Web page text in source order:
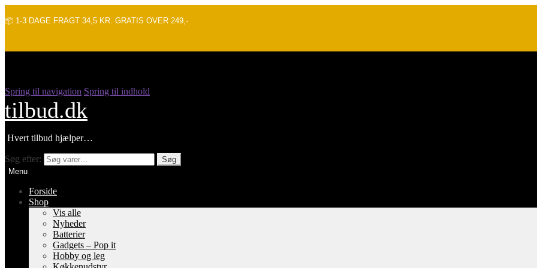
📦 1-3 DAGE FRAGT 34,5 KR. GRATIS OVER 249,-
Spring til navigation Spring til indhold
tilbud.dk
Hvert tilbud hjælper…
Søg efter:
Søg
Menu
Forside
Shop
Vis alle
Nyheder
Batterier
Gadgets – Pop it
Hobby og leg